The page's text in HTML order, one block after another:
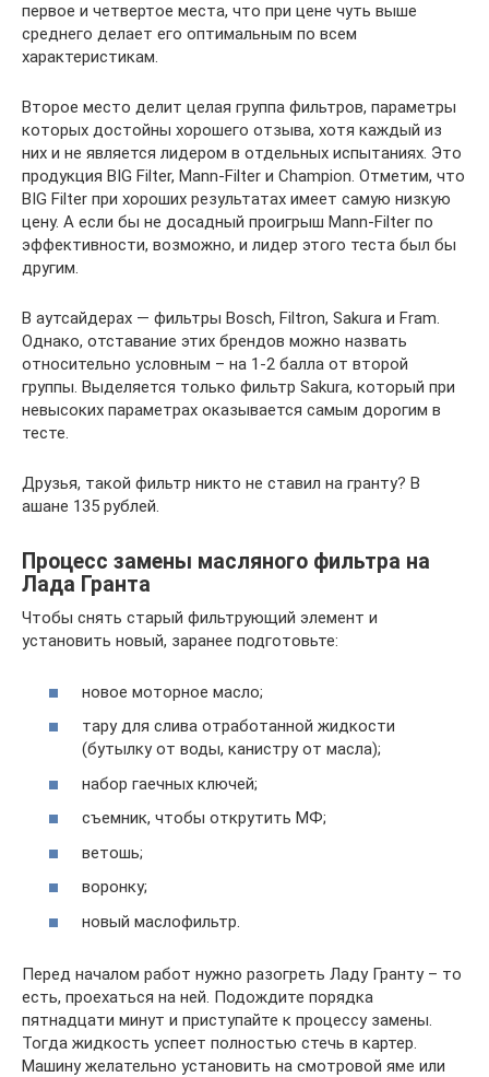
первое и четвертое места, что при цене чуть выше
среднего делает его оптимальным по всем
характеристикам.
Второе место делит целая группа фильтров, параметры
которых достойны хорошего отзыва, хотя каждый из
них и не является лидером в отдельных испытаниях. Это
продукция BIG Filter, Mann-Filter и Champion. Отметим, что
BIG Filter при хороших результатах имеет самую низкую
цену. А если бы не досадный проигрыш Mann-Filter по
эффективности, возможно, и лидер этого теста был бы
другим.
В аутсайдерах — фильтры Bosch, Filtron, Sakura и Fram.
Однако, отставание этих брендов можно назвать
относительно условным – на 1-2 балла от второй
группы. Выделяется только фильтр Sakura, который при
невысоких параметрах оказывается самым дорогим в
тесте.
Друзья, такой фильтр никто не ставил на гранту? В
ашане 135 рублей.
Процесс замены масляного фильтра на
Лада Гранта
Чтобы снять старый фильтрующий элемент и
установить новый, заранее подготовьте:
новое моторное масло;
тару для слива отработанной жидкости
(бутылку от воды, канистру от масла);
набор гаечных ключей;
съемник, чтобы открутить МФ;
ветошь;
воронку;
новый маслофильтр.
Перед началом работ нужно разогреть Ладу Гранту – то
есть, проехаться на ней. Подождите порядка
пятнадцати минут и приступайте к процессу замены.
Тогда жидкость успеет полностью стечь в картер.
Машину желательно установить на смотровой яме или